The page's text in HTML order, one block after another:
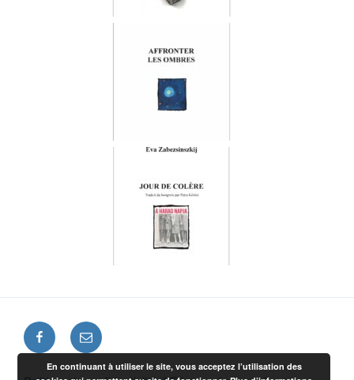
En continuant à utiliser le site, vous acceptez l’utilisation des